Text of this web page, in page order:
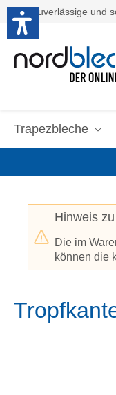
Hauptinhalt
Zur Suche springen
Zuverlässige und
Trapezbleche
Hinweis
Die im
können die